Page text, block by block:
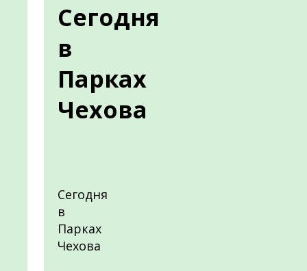
Сегодня
в
Парках
Чехова
Сегодня
в
Парках
Чехова